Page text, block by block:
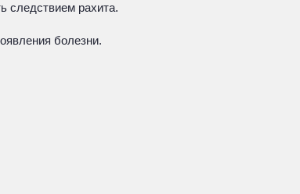
следствием рахита.
болезни.